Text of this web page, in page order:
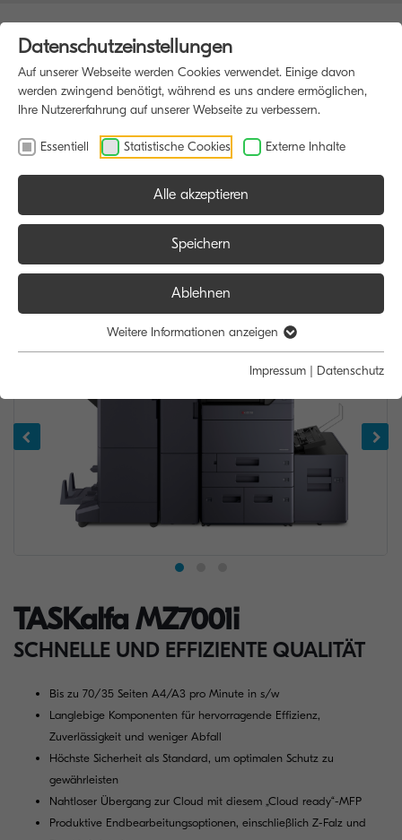
TASKalfa MZ7001i
SCHNELLE UND EFFIZIENTE QUALITÄT
Bis zu 70/35 Seiten A4/A3 pro Minute in s/w
Langlebige Komponenten für hervorragende Effizienz,
Zuverlässigkeit und weniger Abfall
Höchste Sicherheit als Standard, um optimalen Schutz zu
gewährleisten
Nahtloser Übergang zur Cloud mit diesem „Cloud ready“-MFP
Produktive Endbearbeitungsoptionen, einschließlich Z-Falz und
Datenschutzeinstellungen
Auf unserer Webseite werden Cookies verwendet. Einige davon
werden zwingend benötigt, während es uns andere ermöglichen,
Ihre Nutzererfahrung auf unserer Webseite zu verbessern.
Essentiell Statistische Cookies Externe Inhalte
Alle akzeptieren
Speichern
Ablehnen
Weitere Informationen anzeigen
Impressum | Datenschutz